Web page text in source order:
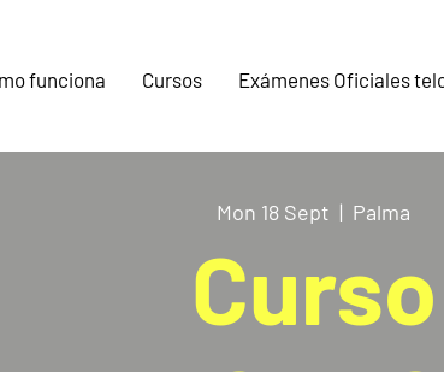
funciona Cursos Exámenes Oficiales
Mon 18 Sept
  |
Palma
Curso